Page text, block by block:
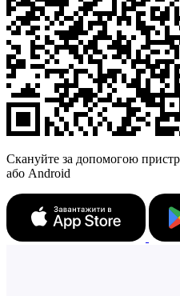
Скануйте за допомогою
або Android